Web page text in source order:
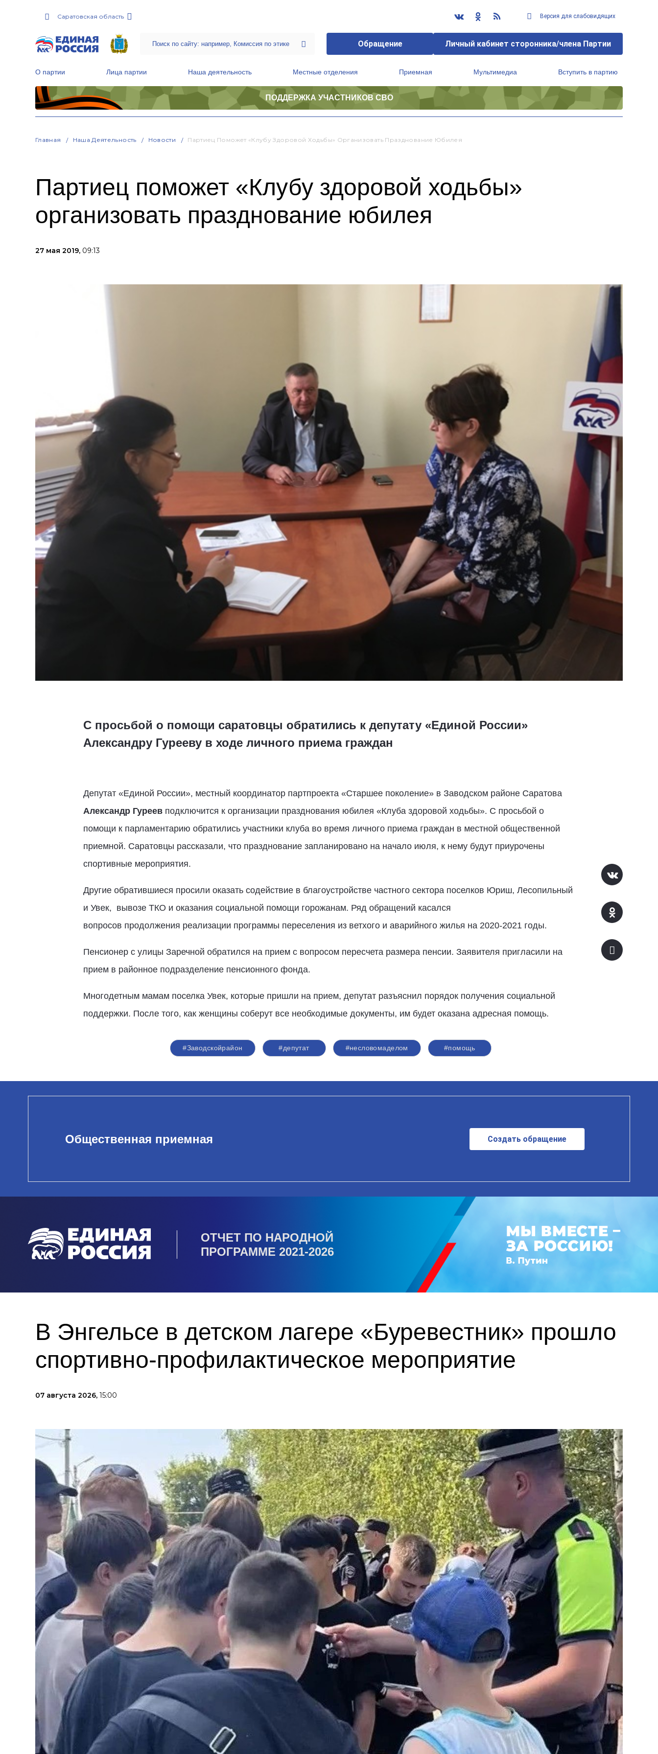
Саратовская область Версия для слабовидящих
Обращение Личный кабинет сторонника/члена Партии
О партии Лица партии Наша деятельность Местные отделения Приемная Мультимедиа Вступить в партию
ПОДДЕРЖКА УЧАСТНИКОВ СВО
Главная Наша Деятельность Новости Партиец Поможет «Клубу Здоровой Ходьбы» Организовать Празднование Юбилея
Партиец поможет «Клубу здоровой ходьбы»
организовать празднование юбилея
27 мая 2019, 09:13
С просьбой о помощи саратовцы обратились к депутату «Единой России»
Александру Гурееву в ходе личного приема граждан
Депутат «Единой России», местный координатор партпроекта «Старшее поколение» в Заводском районе Саратова
Александр Гуреевподключится к организации празднования юбилея «Клуба здоровой ходьбы». С просьбой о
помощи к парламентарию обратились участники клуба во время личного приема граждан в местной общественной
приемной. Саратовцы рассказали, что празднование запланировано на начало июля, к нему будут приурочены
спортивные мероприятия.
Другие обратившиеся просили оказать содействие в благоустройстве частного сектора поселков Юриш, Лесопильный
и Увек, вывозе ТКО и оказания социальной помощи горожанам. Ряд обращений касался
вопросов продолжения реализации программы переселения из ветхого и аварийного жилья на 2020-2021 годы.
Пенсионер с улицы Заречной обратился на прием с вопросом пересчета размера пенсии. Заявителя пригласили на
прием в районное подразделение пенсионного фонда.
Многодетным мамам поселка Увек, которые пришли на прием, депутат разъяснил порядок получения социальной
поддержки. После того, как женщины соберут все необходимые документы, им будет оказана адресная помощь.
#Заводскойрайон #депутат #несловомаделом #помощь
Общественная приемная Создать обращение
ОТЧЕТ ПО НАРОДНОЙ
ПРОГРАММЕ 2021-2026
В Энгельсе в детском лагере «Буревестник» прошло
спортивно-профилактическое мероприятие
07 августа 2026, 15:00